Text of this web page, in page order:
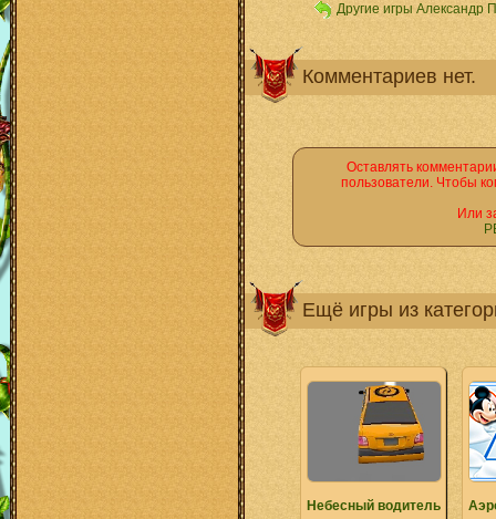
Другие игры Александр
Комментариев нет.
Оставлять
пользователи. Чтобы
Или
Ещё игры из
Небесный водитель